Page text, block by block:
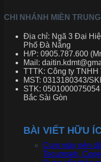
CHI NHÁNH MIỀN TRUNG
Địa chỉ: Ngã 3 Đại
Phố Đà Nẵng
H/P: 0905.787.600
Mail:
TTTK: Công ty
MST: 0313180343/
STK:
Bắc Sài Gòn
BÀI VIẾT HỮU
Cụm máy nén
Tecumseh,